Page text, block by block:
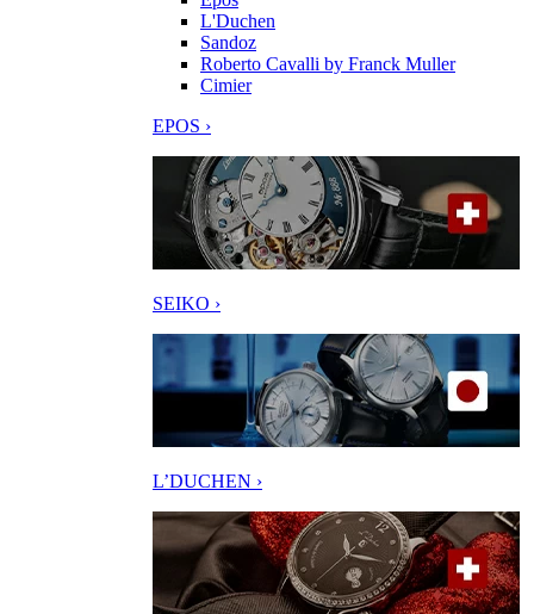
L'Duchen
Sandoz
Roberto Cavalli by Franck Muller
Cimier
EPOS ›
SEIKO ›
L’DUCHEN ›